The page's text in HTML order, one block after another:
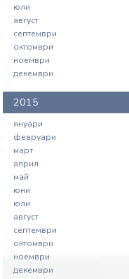
юли
август
септември
октомври
ноември
декември
2015
януари
февруари
март
април
май
юни
юли
август
септември
октомври
ноември
декември